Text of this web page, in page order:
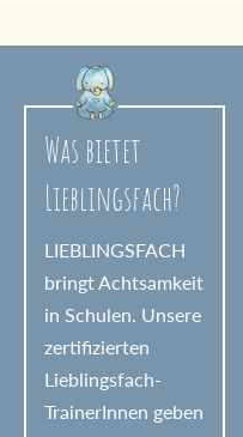
Was bietet
Lieblingsfach?
LIEBLINGSFACH
bringt Achtsamkeit
in Schulen. Unsere
zertifizierten
Lieblingsfach-
TrainerInnen geben